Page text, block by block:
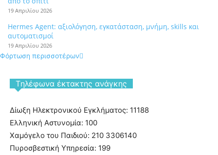
19 Απριλίου 2026
Hermes Agent: αξιολόγηση, εγκατάσταση, μνήμη, skills και
αυτοματισμοί
19 Απριλίου 2026
Φόρτωση περισσοτέρων
Tηλέφωνα έκτακτης ανάγκης
Δίωξη Ηλεκτρονικού Εγκλήματος: 11188
Ελληνική Αστυνομία: 100
Χαμόγελο του Παιδιού: 210 3306140
Πυροσβεστική Υπηρεσία: 199